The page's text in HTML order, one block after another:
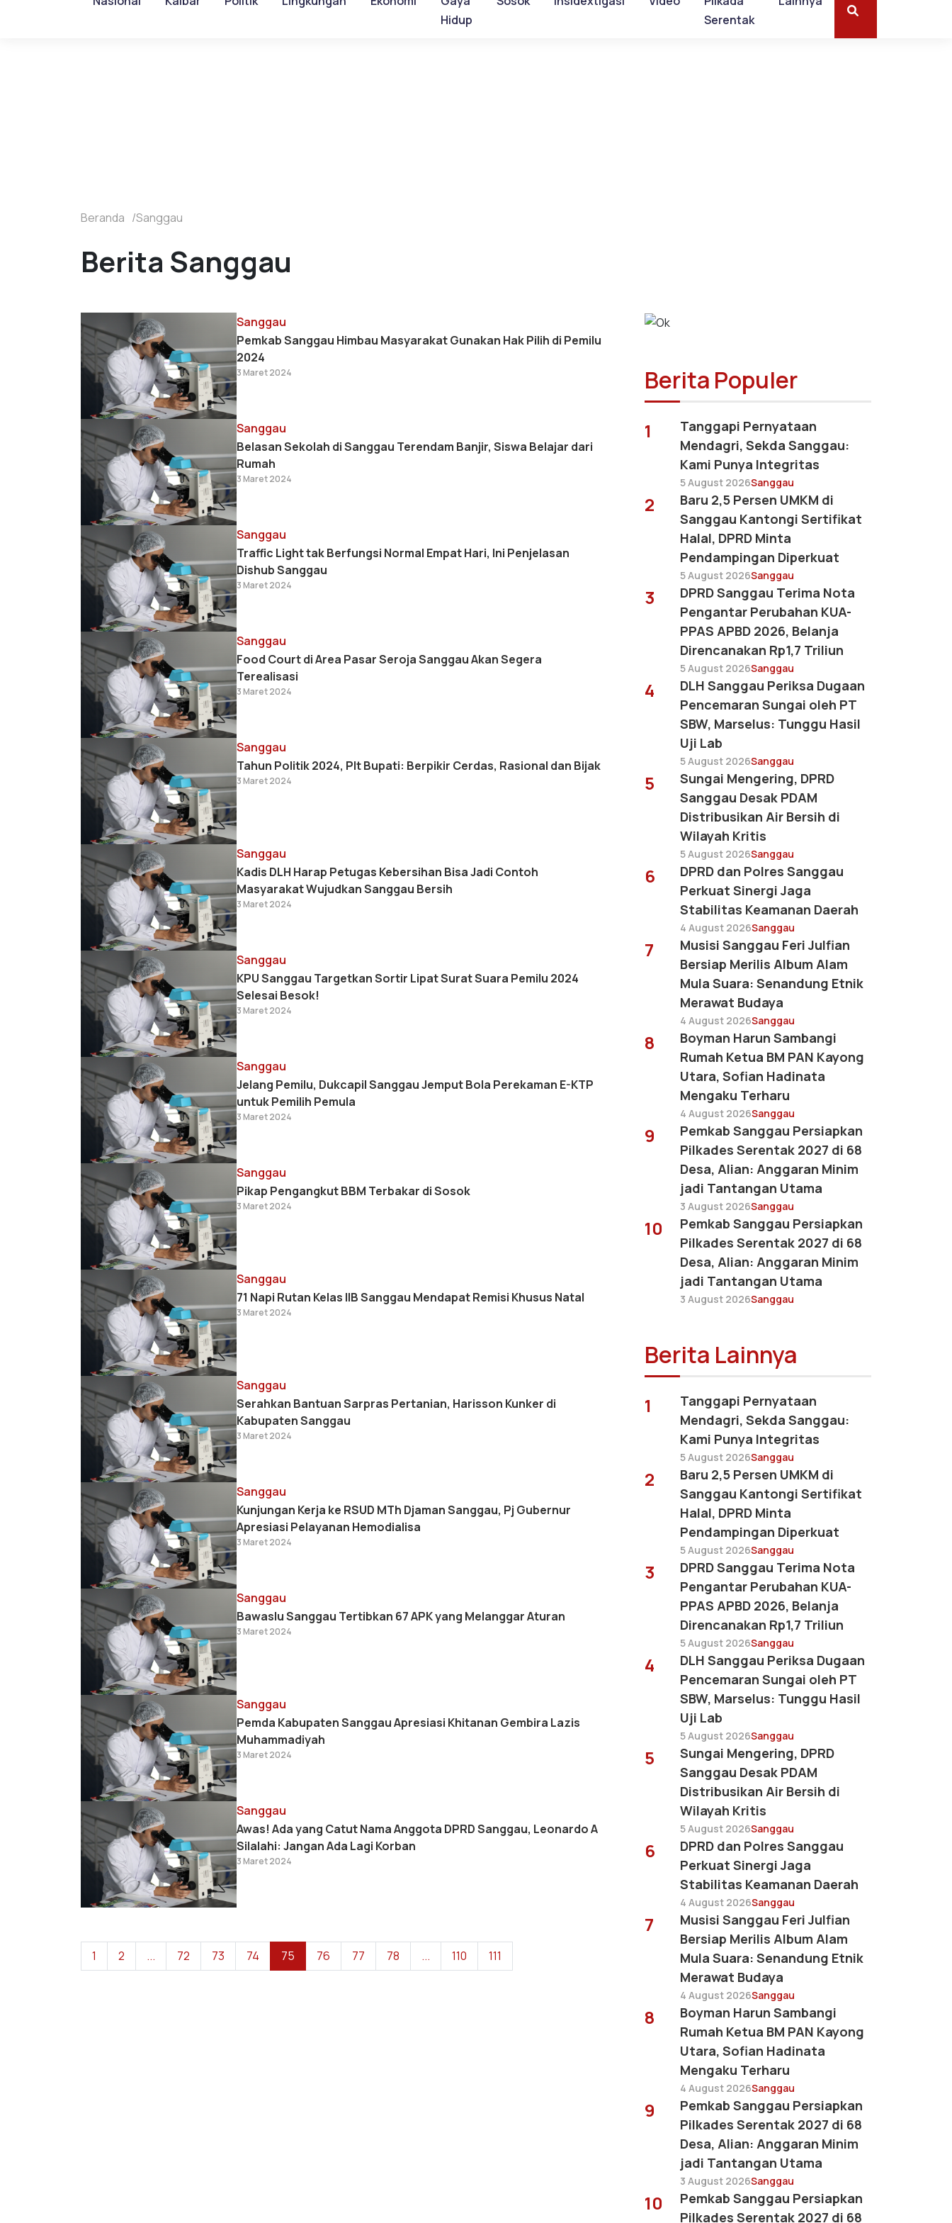
Hidup
Serentak
Beranda Sanggau
Berita Sanggau
Sanggau
Pemkab Sanggau Himbau Masyarakat Gunakan Hak Pilih di Pemilu
2024
3 Maret 2024
Sanggau
Belasan Sekolah di Sanggau Terendam Banjir, Siswa Belajar dari
Rumah
3 Maret 2024
Sanggau
Traffic Light tak Berfungsi Normal Empat Hari, Ini Penjelasan
Dishub Sanggau
3 Maret 2024
Sanggau
Food Court di Area Pasar Seroja Sanggau Akan Segera
Terealisasi
3 Maret 2024
Sanggau
Tahun Politik 2024, Plt Bupati: Berpikir Cerdas, Rasional dan Bijak
3 Maret 2024
Sanggau
Kadis DLH Harap Petugas Kebersihan Bisa Jadi Contoh
Masyarakat Wujudkan Sanggau Bersih
3 Maret 2024
Sanggau
KPU Sanggau Targetkan Sortir Lipat Surat Suara Pemilu 2024
Selesai Besok!
3 Maret 2024
Sanggau
Jelang Pemilu, Dukcapil Sanggau Jemput Bola Perekaman E-KTP
untuk Pemilih Pemula
3 Maret 2024
Sanggau
Pikap Pengangkut BBM Terbakar di Sosok
3 Maret 2024
Sanggau
71 Napi Rutan Kelas IIB Sanggau Mendapat Remisi Khusus Natal
3 Maret 2024
Sanggau
Serahkan Bantuan Sarpras Pertanian, Harisson Kunker di
Kabupaten Sanggau
3 Maret 2024
Sanggau
Kunjungan Kerja ke RSUD MTh Djaman Sanggau, Pj Gubernur
Apresiasi Pelayanan Hemodialisa
3 Maret 2024
Sanggau
Bawaslu Sanggau Tertibkan 67 APK yang Melanggar Aturan
3 Maret 2024
Sanggau
Pemda Kabupaten Sanggau Apresiasi Khitanan Gembira Lazis
Muhammadiyah
3 Maret 2024
Sanggau
Awas! Ada yang Catut Nama Anggota DPRD Sanggau, Leonardo A
Silalahi: Jangan Ada Lagi Korban
3 Maret 2024
1 2 ... 72 73 74 75 76 77 78 ... 110 111
Berita Populer
1
Tanggapi Pernyataan
Mendagri, Sekda Sanggau:
Kami Punya Integritas
5 August 2026Sanggau
2
Baru 2,5 Persen UMKM di
Sanggau Kantongi Sertifikat
Halal, DPRD Minta
Pendampingan Diperkuat
5 August 2026Sanggau
3
DPRD Sanggau Terima Nota
Pengantar Perubahan KUA-
PPAS APBD 2026, Belanja
Direncanakan Rp1,7 Triliun
5 August 2026Sanggau
4
DLH Sanggau Periksa Dugaan
Pencemaran Sungai oleh PT
SBW, Marselus: Tunggu Hasil
Uji Lab
5 August 2026Sanggau
5
Sungai Mengering, DPRD
Sanggau Desak PDAM
Distribusikan Air Bersih di
Wilayah Kritis
5 August 2026Sanggau
6
DPRD dan Polres Sanggau
Perkuat Sinergi Jaga
Stabilitas Keamanan Daerah
4 August 2026Sanggau
7
Musisi Sanggau Feri Julfian
Bersiap Merilis Album Alam
Mula Suara: Senandung Etnik
Merawat Budaya
4 August 2026Sanggau
8
Boyman Harun Sambangi
Rumah Ketua BM PAN Kayong
Utara, Sofian Hadinata
Mengaku Terharu
4 August 2026Sanggau
9
Pemkab Sanggau Persiapkan
Pilkades Serentak 2027 di 68
Desa, Alian: Anggaran Minim
jadi Tantangan Utama
3 August 2026Sanggau
10
Pemkab Sanggau Persiapkan
Pilkades Serentak 2027 di 68
Desa, Alian: Anggaran Minim
jadi Tantangan Utama
3 August 2026Sanggau
Berita Lainnya
1
Tanggapi Pernyataan
Mendagri, Sekda Sanggau:
Kami Punya Integritas
5 August 2026Sanggau
2
Baru 2,5 Persen UMKM di
Sanggau Kantongi Sertifikat
Halal, DPRD Minta
Pendampingan Diperkuat
5 August 2026Sanggau
3
DPRD Sanggau Terima Nota
Pengantar Perubahan KUA-
PPAS APBD 2026, Belanja
Direncanakan Rp1,7 Triliun
5 August 2026Sanggau
4
DLH Sanggau Periksa Dugaan
Pencemaran Sungai oleh PT
SBW, Marselus: Tunggu Hasil
Uji Lab
5 August 2026Sanggau
5
Sungai Mengering, DPRD
Sanggau Desak PDAM
Distribusikan Air Bersih di
Wilayah Kritis
5 August 2026Sanggau
6
DPRD dan Polres Sanggau
Perkuat Sinergi Jaga
Stabilitas Keamanan Daerah
4 August 2026Sanggau
7
Musisi Sanggau Feri Julfian
Bersiap Merilis Album Alam
Mula Suara: Senandung Etnik
Merawat Budaya
4 August 2026Sanggau
8
Boyman Harun Sambangi
Rumah Ketua BM PAN Kayong
Utara, Sofian Hadinata
Mengaku Terharu
4 August 2026Sanggau
9
Pemkab Sanggau Persiapkan
Pilkades Serentak 2027 di 68
Desa, Alian: Anggaran Minim
jadi Tantangan Utama
3 August 2026Sanggau
10
Pemkab Sanggau Persiapkan
Pilkades Serentak 2027 di 68